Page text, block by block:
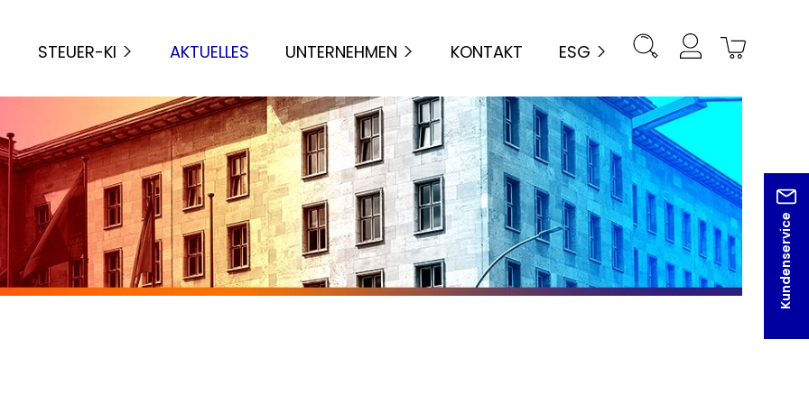
STEUER-KI AKTUELLES UNTERNEHMEN KONTAKT ESG
Kundenservice